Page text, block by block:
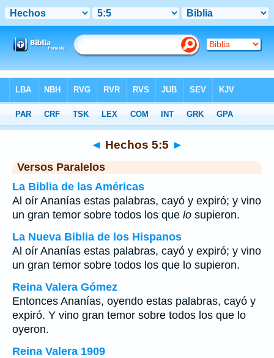
>Hechos Capítulo 5 > Verso 5
◄ Hechos 5:5 ►
Versos Paralelos
La Biblia de las Américas
Al oír Ananías estas palabras, cayó y expiró; y vino
un gran temor sobre todos los que lo supieron.
La Nueva Biblia de los Hispanos
Al oír Ananías estas palabras, cayó y expiró; y vino
un gran temor sobre todos los que lo supieron.
Reina Valera Gómez
Entonces Ananías, oyendo estas palabras, cayó y
expiró. Y vino gran temor sobre todos los que lo
oyeron.
Reina Valera 1909